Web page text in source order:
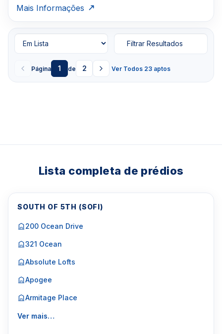
Mais Informações
Página 1 de 2 Ver Todos 23 aptos
Filtrar Resultados
Lista completa de prédios
SOUTH OF 5TH (SOFI)
200 Ocean Drive
321 Ocean
Absolute Lofts
Apogee
Armitage Place
Ver mais…